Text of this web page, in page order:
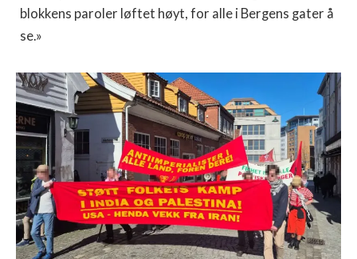
blokkens paroler løftet høyt, for alle i Bergens gater å
se.»